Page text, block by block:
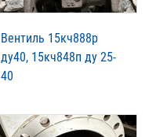
Вентиль 15кч888р
ду40, 15кч848п ду 25-
40